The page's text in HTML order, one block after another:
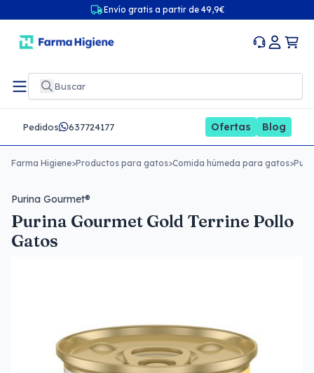
Envío gratis a partir de 49,9€
Pedidos 637724177 Ofertas Blog
Farma Higiene>Productos para gatos>Comida húmeda para gatos>
Purina Gourmet®
Purina Gourmet Gold Terrine Pollo
Gatos